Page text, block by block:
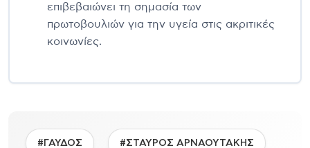
επιβεβαιώνει τη σημασία των
πρωτοβουλιών για την υγεία στις ακριτικές
κοινωνίες.
#ΓΑΥΔΟΣ #ΣΤΑΥΡΟΣ ΑΡΝΑΟΥΤΑΚΗΣ